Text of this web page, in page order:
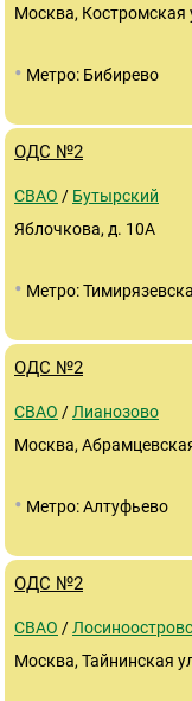
Москва, Костромская
• Метро: Бибирево
ОДС №2
СВАО / Бутырский
Яблочкова, д. 10А
• Метро:
ОДС №2
СВАО / Лианозово
Москва,
• Метро: Алтуфьево
ОДС №2
СВАО /
Москва, Тайнинская